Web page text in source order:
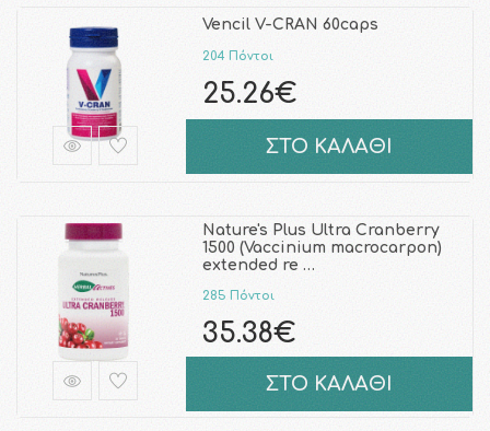
Vencil V-CRAN 60caps
204 Πόντοι
25.26€
ΣΤΟ ΚΑΛΑΘΙ
Nature's Plus Ultra Cranberry
1500 (Vaccinium macrocarpon)
extended re …
285 Πόντοι
35.38€
ΣΤΟ ΚΑΛΑΘΙ